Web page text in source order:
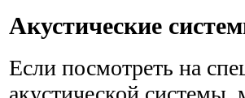
Акустические
Если посмотреть на